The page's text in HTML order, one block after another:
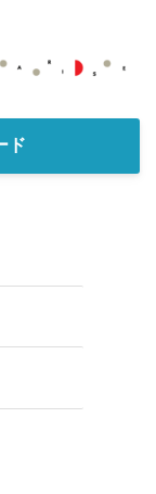
ド